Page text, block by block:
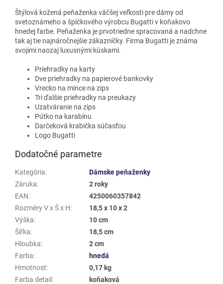
Štýlová kožená peňaženka väčšej veľkosti pre dámy od
svetoznámeho a špičkového výrobcu Bugatti v koňakovo
hnedej farbe. Peňaženka je prvotriedne spracovaná a nadchne
tak aj tie najnáročnejšie zákazníčky. Firma Bugatti je známa
svojimi naozaj luxusnými kúskami.
Priehradky na karty
Dve priehradky na papierové bankovky
Vrecko na mince na zips
Tri ďalšie priehradky na preukazy
Uzatváranie na zips
Pútko na karabínu
Darčeková krabička súčasťou
Logo Bugatti
Dodatočné parametre
Kategória:
Dámske peňaženky
Záruka:
2 roky
EAN:
4250060357842
Rozměry V x Š x H:
18,5 x 10 x 2
Výška:
10 cm
Šířka:
18,5 cm
Hloubka:
2 cm
Farba:
hnedá
Hmotnost:
0,17 kg
Farba detail :
koňaková